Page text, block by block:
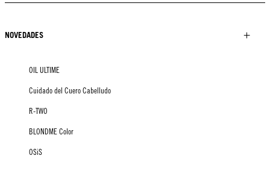
NOVEDADES
OIL ULTIME
Cuidado del Cuero Cabelludo
R-TWO
BLONDME Color
OSiS